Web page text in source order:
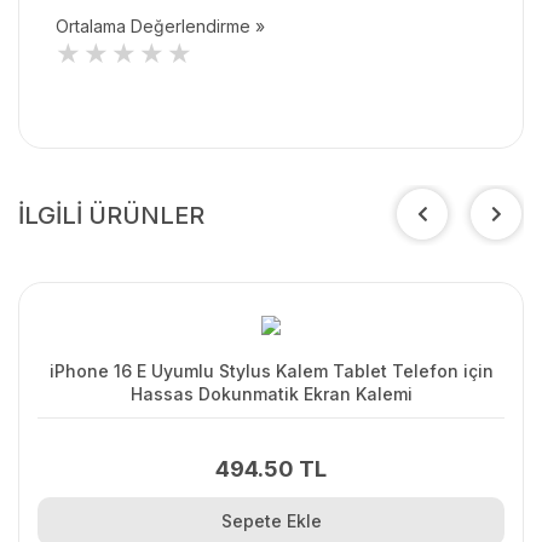
Ortalama Değerlendirme »
İLGİLİ ÜRÜNLER
iPhone 16 E Uyumlu Stylus Kalem Tablet Telefon için
Hassas Dokunmatik Ekran Kalemi
494.50 TL
Sepete Ekle